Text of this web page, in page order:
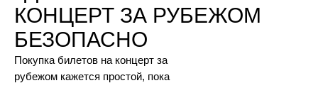
КОНЦЕРТ ЗА РУБЕЖОМ
БЕЗОПАСНО
Покупка билетов на концерт за
рубежом кажется простой, пока